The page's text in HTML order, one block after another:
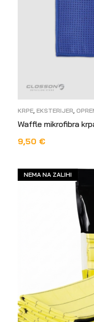
KRPE, EKSTERIJER,
Waffle mikrofibra
9,50 €
NEMA NA ZALIHI